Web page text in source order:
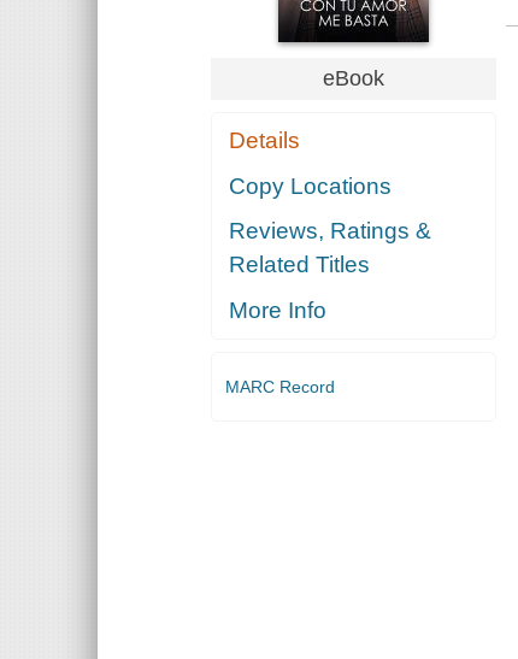
eBook
Details
Copy Locations
Reviews, Ratings &
Related Titles
More Info
MARC Record